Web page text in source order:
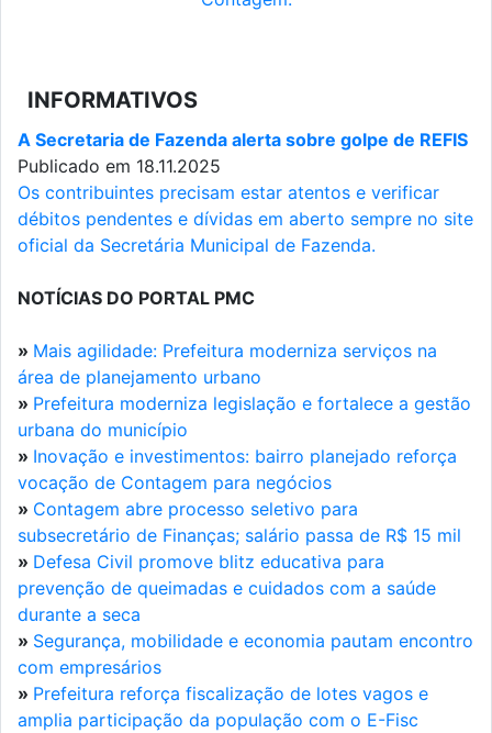
INFORMATIVOS
A Secretaria de Fazenda alerta sobre golpe de REFIS
Publicado em 18.11.2025
Os contribuintes precisam estar atentos e verificar
débitos pendentes e dívidas em aberto sempre no site
oficial da Secretária Municipal de Fazenda.
NOTÍCIAS DO PORTAL PMC
» Mais agilidade: Prefeitura moderniza serviços na
área de planejamento urbano
» Prefeitura moderniza legislação e fortalece a gestão
urbana do município
» Inovação e investimentos: bairro planejado reforça
vocação de Contagem para negócios
» Contagem abre processo seletivo para
subsecretário de Finanças; salário passa de R$ 15 mil
» Defesa Civil promove blitz educativa para
prevenção de queimadas e cuidados com a saúde
durante a seca
» Segurança, mobilidade e economia pautam encontro
com empresários
» Prefeitura reforça fiscalização de lotes vagos e
amplia participação da população com o E-Fisc